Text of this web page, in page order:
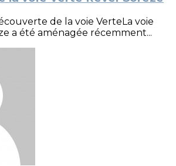
de la voie VerteLa voie
a été aménagée récemment...